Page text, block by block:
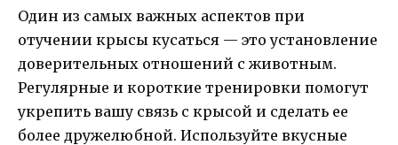
Один из самых важных аспектов при
отучении крысы кусаться — это установление
доверительных отношений с животным.
Регулярные и короткие тренировки помогут
укрепить вашу связь с крысой и сделать ее
более дружелюбной. Используйте вкусные